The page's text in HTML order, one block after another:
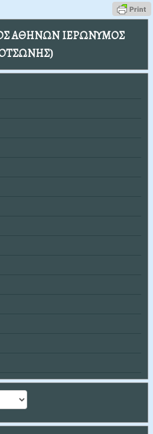
ΑΘΗΝΩΝ ΙΕΡΩΝΥΜΟΣ